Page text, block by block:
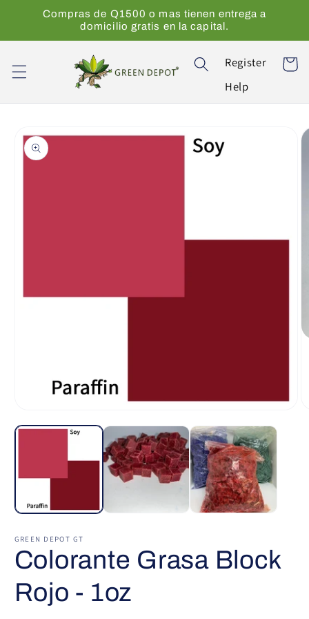
directamente
Compras de Q1500 o mas tienen entrega a
domicilio gratis en la capital.
Register
Help
Carrito
a la
información
del producto
elemento
multimedia
ventana
GREEN DEPOT GT
Colorante Grasa Block
Rojo - 1oz